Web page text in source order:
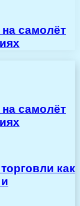
самолёт
самолёт
как